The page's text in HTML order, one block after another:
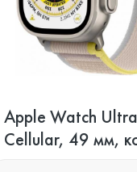
Apple Watch
Cellular, 49 мм,